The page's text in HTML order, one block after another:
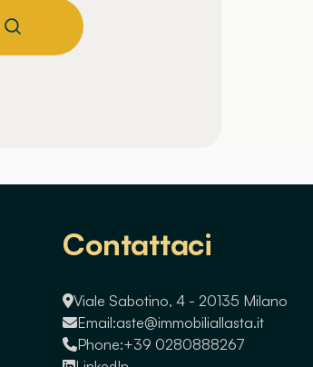
Contattaci
Viale Sabotino, 4 - 20135 Milano
Email:aste@immobiliallasta.it
Phone:+39 0280888267